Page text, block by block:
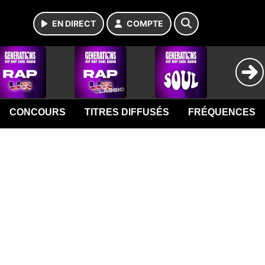
EN DIRECT COMPTE
CONCOURS TITRES DIFFUSÉS FRÉQUENCES